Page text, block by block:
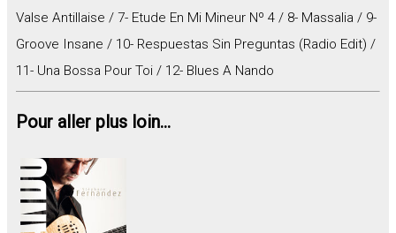
Valse Antillaise / 7- Etude En Mi Mineur Nº 4 / 8- Massalia / 9-
Groove Insane / 10- Respuestas Sin Preguntas (Radio Edit) /
11- Una Bossa Pour Toi / 12- Blues A Nando
Pour aller plus loin...